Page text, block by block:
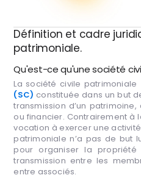
Définition et cadre
patrimoniale.
Qu'est-ce qu'une société
La société civile patrimoniale
(SC) constituée dans un but
transmission d’un
ou financier. Contrairement
vocation à exercer une
patrimoniale n’a pas de but
pour organiser la
transmission entre les
entre associés.